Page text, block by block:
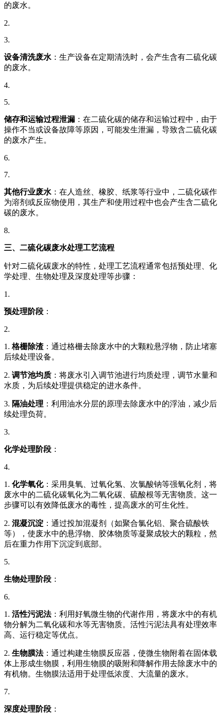
的废水。
2.
3.
设备清洗废水 ：生产设备在定期清洗时，会产生含有二硫化碳
的废水。
4.
5.
储存和运输过程泄漏 ：在二硫化碳的储存和运输过程中，由于
操作不当或设备故障等原因，可能发生泄漏，导致含二硫化碳
的废水产生。
6.
7.
其他行业废水 ：在人造丝、橡胶、纸浆等行业中，二硫化碳作
为溶剂或反应物使用，其生产和使用过程中也会产生含二硫化
碳的废水。
8.
三、二硫化碳废水处理工艺流程
针对二硫化碳废水的特性，处理工艺流程通常包括预处理、化
学处理、生物处理及深度处理等步骤：
1.
预处理阶段 ：
2.
1. 格栅除渣 ：通过格栅去除废水中的大颗粒悬浮物，防止堵塞
后续处理设备。
2. 调节池均质 ：将废水引入调节池进行均质处理，调节水量和
水质，为后续处理提供稳定的进水条件。
3. 隔油处理 ：利用油水分层的原理去除废水中的浮油，减少后
续处理负荷。
3.
化学处理阶段 ：
4.
1. 化学氧化：采用臭氧、过氧化氢、次氯酸钠等强氧化剂，将
废水中的二硫化碳氧化为二氧化碳、硫酸根等无害物质。这一
步骤可以有效降低废水的毒性，提高废水的可生化性。
2. 混凝沉淀 ：通过投加混凝剂（如聚合氯化铝、聚合硫酸铁
等），使废水中的悬浮物、胶体物质等凝聚成较大的颗粒，然
后在重力作用下沉淀到底部。
5.
生物处理阶段 ：
6.
1. 活性污泥法：利用好氧微生物的代谢作用，将废水中的有机
物分解为二氧化碳和水等无害物质。活性污泥法具有处理效率
高、运行稳定等优点。
2. 生物膜法：通过构建生物膜反应器，使微生物附着在固体载
体上形成生物膜，利用生物膜的吸附和降解作用去除废水中的
有机物。生物膜法适用于处理低浓度、大流量的废水。
7.
深度处理阶段 ：